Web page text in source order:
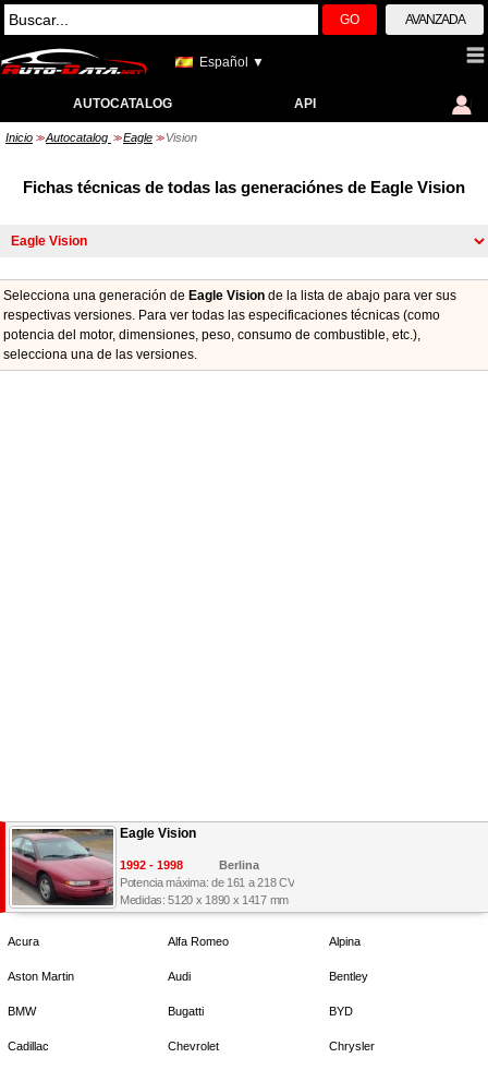
GO AVANZADA
Español ▼
AUTOCATALOG API
Inicio >> Autocatalog >> Eagle >> Vision
Fichas técnicas de todas las generaciónes de Eagle Vision
Selecciona una generación de Eagle Vision de la lista de abajo para ver sus
respectivas versiones. Para ver todas las especificaciones técnicas (como
potencia del motor, dimensiones, peso, consumo de combustible, etc.),
seleccionа una de las versiones.
Eagle Vision
1992 - 1998
Berlina
Potencia máxima: de 161 a 218 CV
Medidas: 5120 x 1890 x 1417 mm
Acura Alfa Romeo Alpina
Aston Martin Audi Bentley
BMW Bugatti BYD
Cadillac Chevrolet Chrysler